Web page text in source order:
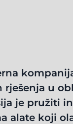
u
je pružiti
alate koji